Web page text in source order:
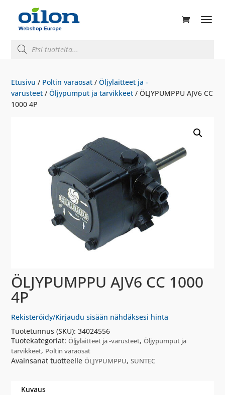
search
Etusivu / Poltin varaosat /Öljylaitteet ja -
varusteet /Öljypumput ja tarvikkeet / ÖLJYPUMPPU AJV6 CC
1000 4P
ÖLJYPUMPPU AJV6 CC 1000
4P
Rekisteröidy/Kirjaudu sisään nähdäksesi hinta
Tuotetunnus (SKU):34024556
Tuotekategoriat:Öljylaitteet ja -varusteet,Öljypumput ja
tarvikkeet, Poltin varaosat
Avainsanat tuotteelleÖLJYPUMPPU,SUNTEC
Kuvaus